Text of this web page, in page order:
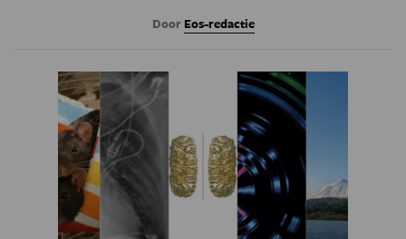
Door Eos-redactie